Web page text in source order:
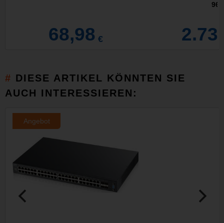
68,98 €
DIESE ARTIKEL KÖNNTEN SIE
AUCH INTERESSIEREN:
Angebot